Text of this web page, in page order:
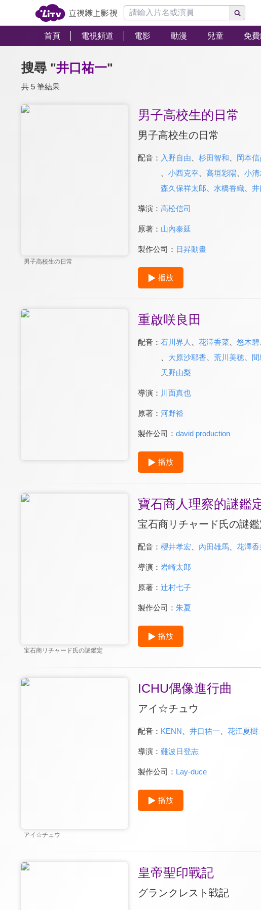
首頁 電視頻道 電影 動漫 兒童 免
搜尋 "井口祐一"
共 5 筆結果
男子高校生の日常
男子高校生的日常
男子高校生の日常
配音： 入野自由 杉田智和 岡本信
小西克幸、 高垣彩陽、 小清
森久保祥太郎
水橋香織、 井
導演： 高松信司
原著： 山內泰延
製作公司： 日昇動畫
播放
重啟咲良田
配音： 石川界人 花澤香菜、 悠木碧
大原沙耶香 荒川美穂、
天野由梨
導演： 川面真也
原著： 河野裕
製作公司： david production
播放
宝石商リチャード氏の謎鑑定
寶石商人理察的謎鑑
宝石商リチャード氏の謎鑑
配音： 櫻井孝宏 內田雄馬、 花澤香
導演： 岩崎太郎
原著： 辻村七子
製作公司： 朱夏
播放
アイ☆チュウ
ICHU偶像進行曲
アイ☆チュウ
配音： KENN 井口祐一 花江夏樹
導演： 難波日登志
製作公司： Lay-duce
播放
皇帝聖印戰記
グランクレスト戦記